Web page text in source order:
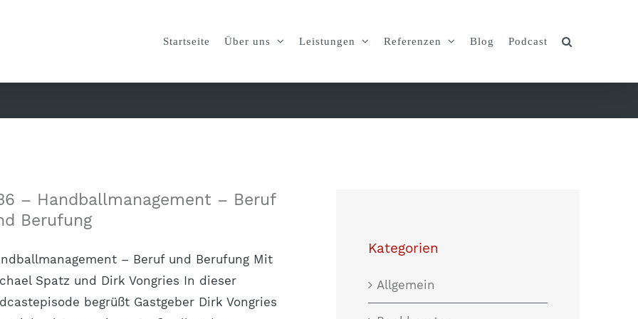
Startseite Über uns Leistungen Referenzen Blog Podcast
– Handballmanagement – Beruf
Berufung
– Beruf und Berufung Mit
Spatz und Dirk Vongries In dieser
begrüßt Gastgeber Dirk Vongries
Kategorien
Allgemein